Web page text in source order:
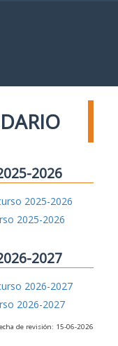
2026
2025-2026
2025-2026
2027
2026-2027
2026-2027
de revisión: 15-06-2026